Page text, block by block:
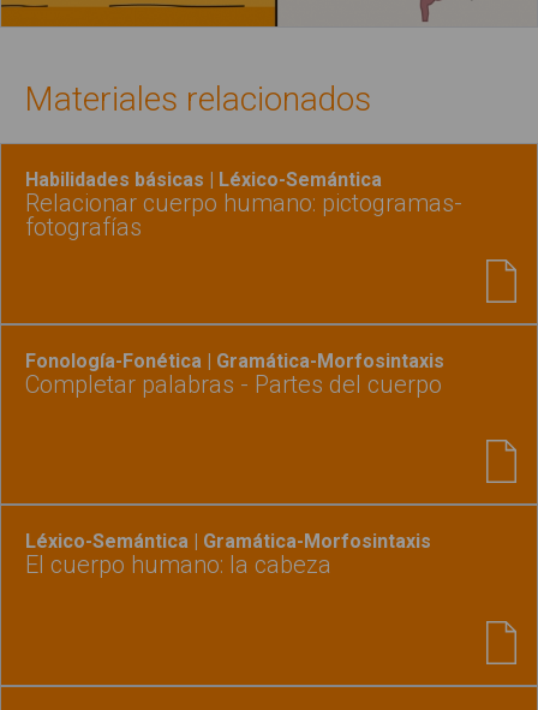
Materiales relacionados
Habilidades básicas | Léxico-Semántica
Relacionar cuerpo humano: pictogramas-
fotografías
Fonología-Fonética | Gramática-Morfosintaxis
Completar palabras - Partes del cuerpo
Léxico-Semántica | Gramática-Morfosintaxis
El cuerpo humano: la cabeza